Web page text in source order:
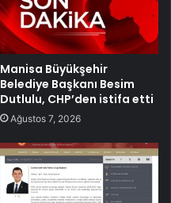
Manisa Büyükşehir
Belediye Başkanı Besim
Dutlulu, CHP’den istifa etti
Ağustos 7, 2026